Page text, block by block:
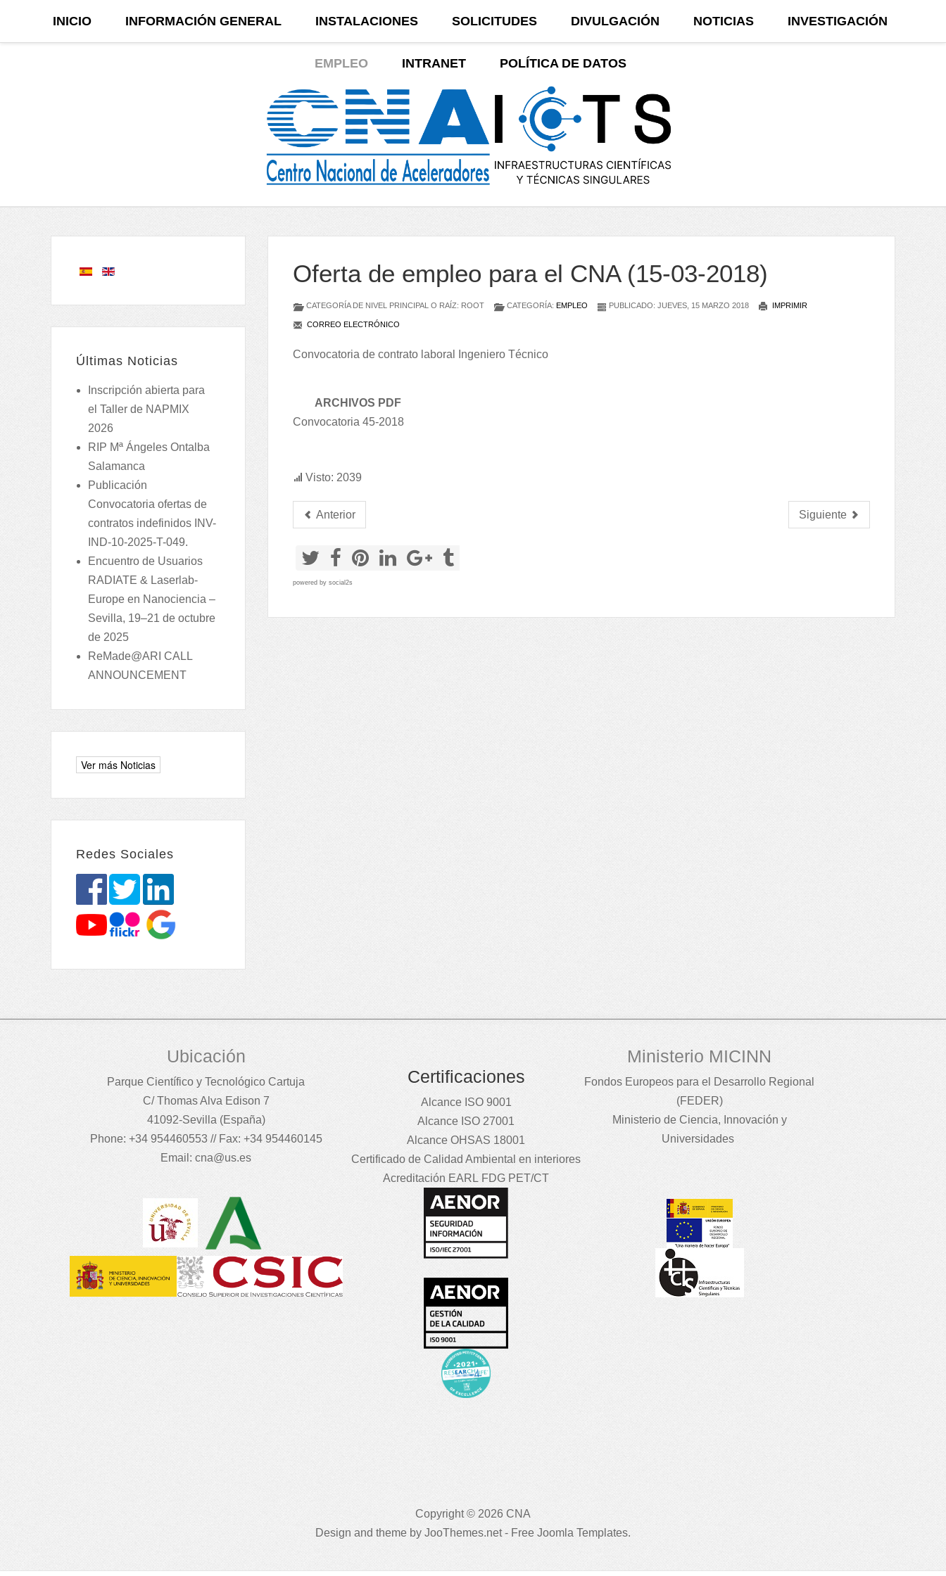
INICIO INFORMACIÓN GENERAL INSTALACIONES SOLICITUDES DIVULGACIÓN NOTICIAS INVESTIGACIÓN
EMPLEO INTRANET POLÍTICA DE DATOS
Últimas Noticias
Inscripción abierta para
el Taller de NAPMIX
2026
RIP Mª Ángeles Ontalba
Salamanca
Publicación
Convocatoria ofertas de
contratos indefinidos INV-
IND-10-2025-T-049.
Encuentro de Usuarios
RADIATE & Laserlab-
Europe en Nanociencia –
Sevilla, 19–21 de octubre
de 2025
ReMade@ARI CALL
ANNOUNCEMENT
Redes Sociales
Oferta de empleo para el CNA (15-03-2018)
CATEGORÍA DE NIVEL PRINCIPAL O RAÍZ: ROOT CATEGORÍA: EMPLEO PUBLICADO: JUEVES, 15 MARZO 2018 IMPRIMIR
CORREO ELECTRÓNICO
Convocatoria de contrato laboral Ingeniero Técnico
ARCHIVOS PDF
Convocatoria 45-2018
Visto: 2039
Anterior Siguiente
powered by social2s
Ubicación
Parque Científico y Tecnológico Cartuja
C/ Thomas Alva Edison 7
41092-Sevilla (España)
Phone: +34 954460553 // Fax: +34 954460145
Email: cna@us.es
Certificaciones
Alcance ISO 9001
Alcance ISO 27001
Alcance OHSAS 18001
Certificado de Calidad Ambiental en interiores
Acreditación EARL FDG PET/CT
Ministerio MICINN
Fondos Europeos para el Desarrollo Regional
(FEDER)
Ministerio de Ciencia, Innovación y
Universidades
Copyright © 2026 CNA
Design and theme by JooThemes.net - Free Joomla Templates.